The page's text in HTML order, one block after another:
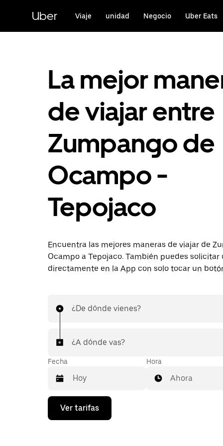
contenido
principal
Uber Viaje unidad Negocio Uber Eats
La mejor
de viajar entre
Zumpango de
Ocampo -
Tepojaco
Encuentra las mejores maneras de viajar de
Ocampo a Tepojaco. También puedes solicitar
directamente en la App con solo tocar un
¿De dónde vienes?
¿A dónde vas?
Fecha
Presiona
flecha
Hora
Ahora
Ver tarifas